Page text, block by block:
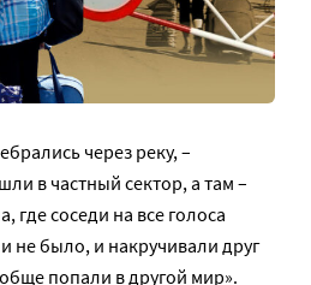
через реку, –
в частный сектор, а там –
где соседи на все голоса
не было, и накручивали друг
попали в другой мир».